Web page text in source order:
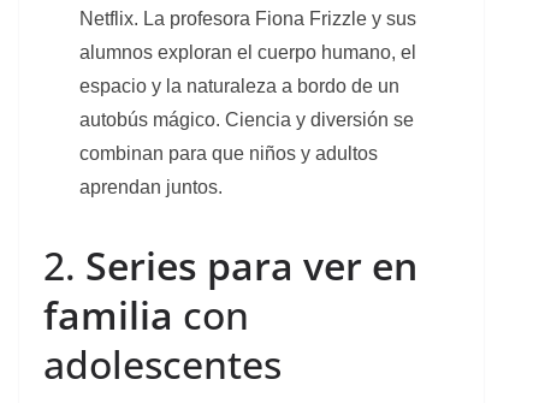
Netflix. La profesora Fiona Frizzle y sus
alumnos exploran el cuerpo humano, el
espacio y la naturaleza a bordo de un
autobús mágico. Ciencia y diversión se
combinan para que niños y adultos
aprendan juntos.
2. Series para ver en
familia con
adolescentes